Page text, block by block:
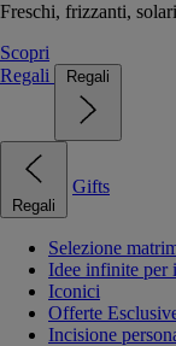
Freschi, frizzanti,
Scopri
Regali
Regali
Regali
Gifts
Selezione
Idee infinite per
Iconici
Offerte
Incisione